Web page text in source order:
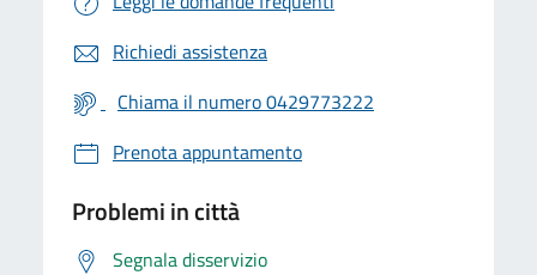
Richiedi assistenza
Chiama il numero 0429773222
Prenota appuntamento
Problemi in città
Segnala disservizio